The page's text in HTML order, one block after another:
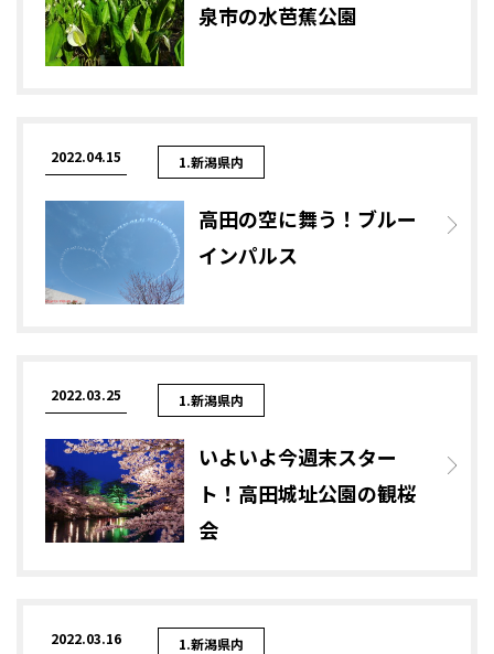
泉市の水芭蕉公園
2022.04.15 1.新潟県内
高田の空に舞う！ブルー
インパルス
2022.03.25 1.新潟県内
いよいよ今週末スター
ト！高田城址公園の観桜
会
2022.03.16 1.新潟県内